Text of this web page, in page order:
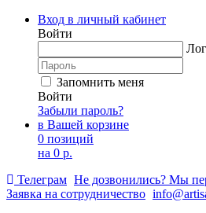
Вход в личный кабинет
Войти
Запомнить меня
Войти
Забыли пароль?
в Вашей корзине
0 позиций
на 0 р.
Телеграм Не дозвонились? Мы
Заявка на сотрудничество